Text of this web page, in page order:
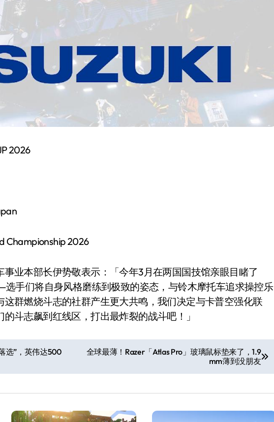
：合肥正在下一盘你看不懂的大棋
？90%的人第一步就做错了
第三次复刻GBA SP，情怀拉满
要登 PC，光盘党也能“以盘换数”了？
不香？一篇帮你避坑+种草
苏泊尔开始靠“擦边”续命了？
2026
Championship 2026
业本部长伊势敬表示：「今年3月在两国国技馆亲眼目睹了
选手们将自身风格磨练到极致的姿态，与铃木摩托车追求操控乐
群燃烧斗志的社群产生更大共鸣，我们决定与卡普空强化联
斗志飙到红线区，打出最炸裂的战斗吧！」
选”，英伟达500
全球最薄！Razer「Atlas Pro」玻璃鼠标垫来了，1.9
mm薄到没朋友
小家电